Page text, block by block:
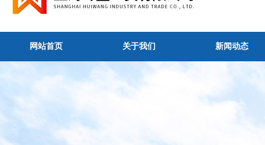
网站首页 关于我们 新闻动态